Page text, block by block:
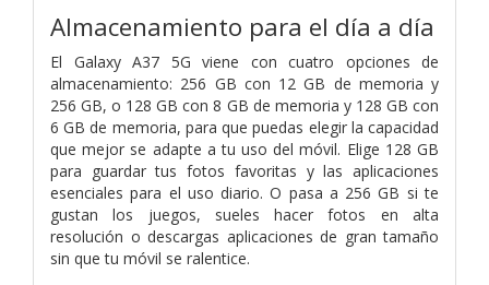
Almacenamiento para el día a día
El Galaxy A37 5G viene con cuatro opciones de
almacenamiento: 256 GB con 12 GB de memoria y
256 GB, o 128 GB con 8 GB de memoria y 128 GB con
6 GB de memoria, para que puedas elegir la capacidad
que mejor se adapte a tu uso del móvil. Elige 128 GB
para guardar tus fotos favoritas y las aplicaciones
esenciales para el uso diario. O pasa a 256 GB si te
gustan los juegos, sueles hacer fotos en alta
resolución o descargas aplicaciones de gran tamaño
sin que tu móvil se ralentice.